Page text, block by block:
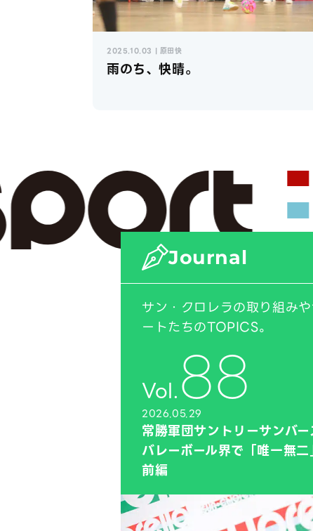
2025.10.03 | 原田快
雨のち、快晴。
Journal
サン・クロレラの取り組み
ートたちのTOPICS。
Vol.88
2026.05.29
常勝軍団サントリーサンバー
バレーボール界で「唯一無
前編